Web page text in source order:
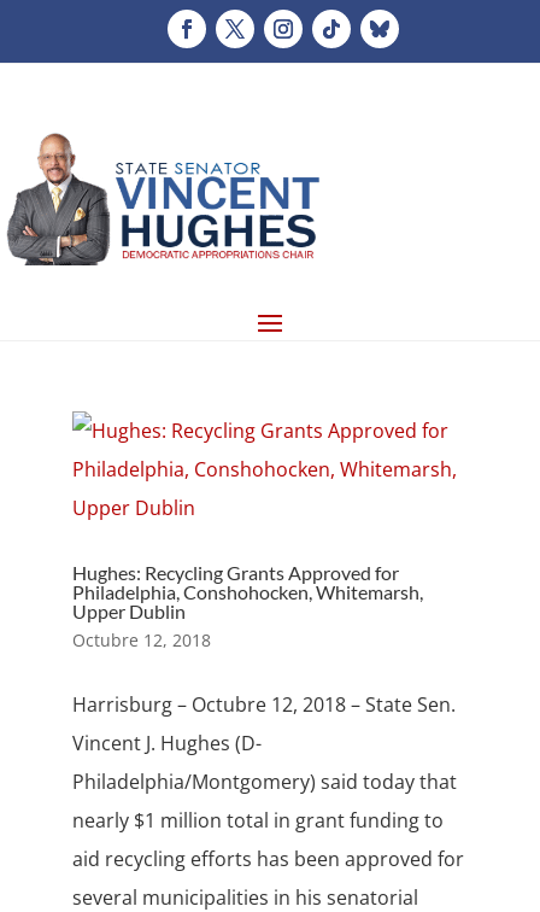
Hughes: Recycling Grants Approved for
Philadelphia, Conshohocken, Whitemarsh,
Upper Dublin
Octubre 12, 2018
Harrisburg – Octubre 12, 2018 – State Sen.
Vincent J. Hughes (D-
Philadelphia/Montgomery) said today that
nearly $1 million total in grant funding to
aid recycling efforts has been approved for
several municipalities in his senatorial